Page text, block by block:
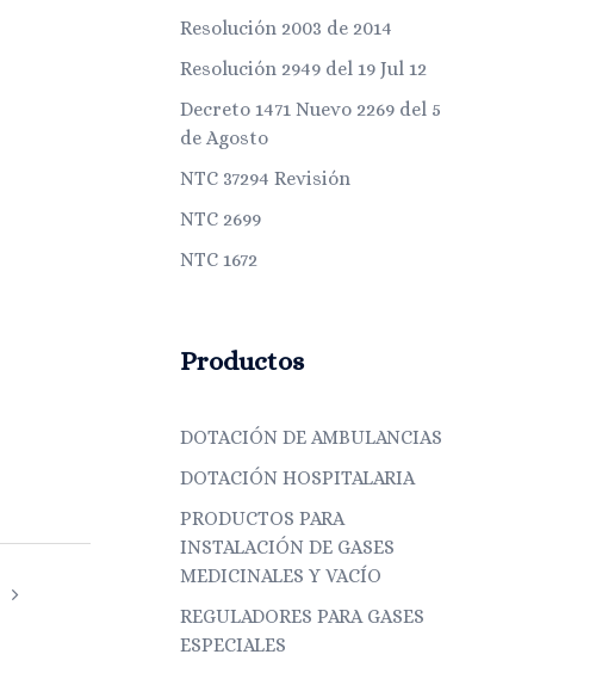
Resolución 2003 de 2014
Resolución 2949 del 19 Jul 12
Decreto 1471 Nuevo 2269 del 5
de Agosto
NTC 37294 Revisión
NTC 2699
NTC 1672
Productos
DOTACIÓN DE AMBULANCIAS
DOTACIÓN HOSPITALARIA
PRODUCTOS PARA
INSTALACIÓN DE GASES
MEDICINALES Y VACÍO
REGULADORES PARA GASES
ESPECIALES